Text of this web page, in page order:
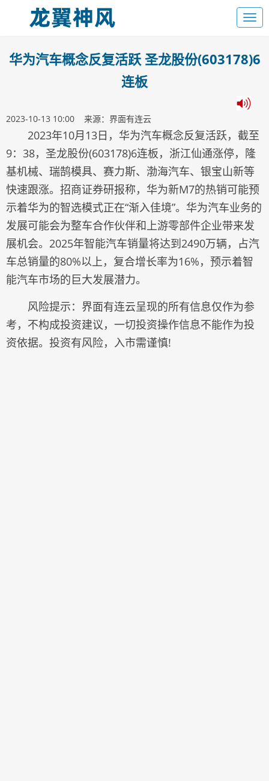
华为汽车概念反复活跃 圣龙股份(603178)6
连板
2023-10-13 10:00 来源：界面有连云
2023年10月13日，华为汽车概念反复活跃，截至
9：38，圣龙股份(603178)6连板，浙江仙通涨停，隆
基机械、瑞鹄模具、赛力斯、渤海汽车、银宝山新等
快速跟涨。招商证券研报称，华为新M7的热销可能预
示着华为的智选模式正在“渐入佳境”。华为汽车业务的
发展可能会为整车合作伙伴和上游零部件企业带来发
展机会。2025年智能汽车销量将达到2490万辆，占汽
车总销量的80%以上，复合增长率为16%，预示着智
能汽车市场的巨大发展潜力。
风险提示：界面有连云呈现的所有信息仅作为参
考，不构成投资建议，一切投资操作信息不能作为投
资依据。投资有风险，入市需谨慎!